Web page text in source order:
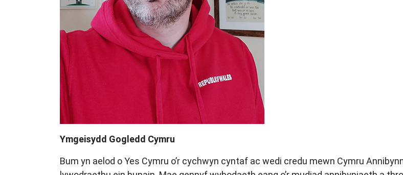
Ymgeisydd Gogledd Cymru
Bum yn aelod o Yes Cymru o’r cychwyn cyntaf ac wedi credu mewn Cymru